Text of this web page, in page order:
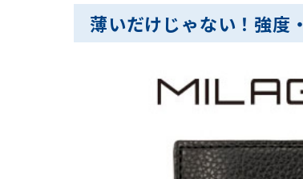
薄いだけじゃない！強度